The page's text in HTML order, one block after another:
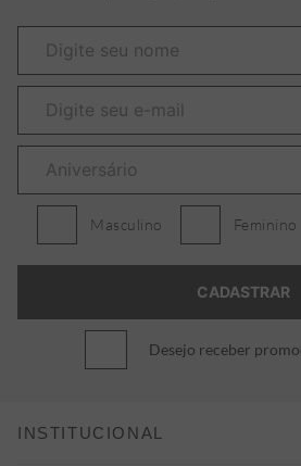
Masculino Feminino
Desejo receber
INSTITUCIONAL